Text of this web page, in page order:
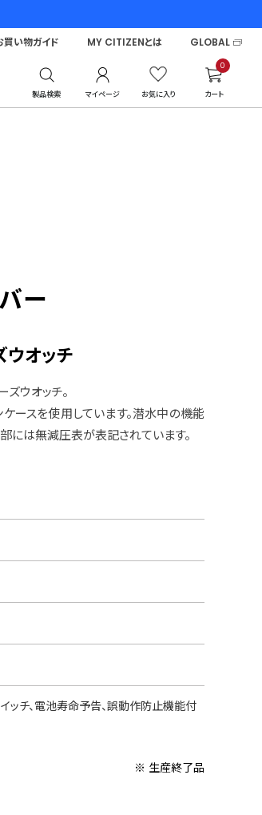
製品検索 マイページ お気に入り
0
カート
買い物ガイド MY CITIZENとは GLOBAL
ー
オッチ
ウオッチ。
ースを使用しています。潜水中の機能
には無減圧表が表記されています。
ッチ、電池寿命予告、誤動作防止機能付
※ 生産終了品